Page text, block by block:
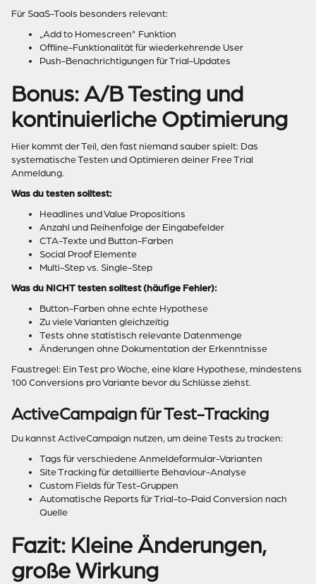
Für SaaS-Tools besonders relevant:
„Add to Homescreen" Funktion
Offline-Funktionalität für wiederkehrende User
Push-Benachrichtigungen für Trial-Updates
Bonus: A/B Testing und
kontinuierliche Optimierung
Hier kommt der Teil, den fast niemand sauber spielt: Das
systematische Testen und Optimieren deiner Free Trial
Anmeldung.
Was du testen solltest:
Headlines und Value Propositions
Anzahl und Reihenfolge der Eingabefelder
CTA-Texte und Button-Farben
Social Proof Elemente
Multi-Step vs. Single-Step
Was du NICHT testen solltest (häufige Fehler):
Button-Farben ohne echte Hypothese
Zu viele Varianten gleichzeitig
Tests ohne statistisch relevante Datenmenge
Änderungen ohne Dokumentation der Erkenntnisse
Faustregel: Ein Test pro Woche, eine klare Hypothese, mindestens
100 Conversions pro Variante bevor du Schlüsse ziehst.
ActiveCampaign für Test-Tracking
Du kannst ActiveCampaign nutzen, um deine Tests zu tracken:
Tags für verschiedene Anmeldeformular-Varianten
Site Tracking für detaillierte Behaviour-Analyse
Custom Fields für Test-Gruppen
Automatische Reports für Trial-to-Paid Conversion nach
Quelle
Fazit: Kleine Änderungen,
große Wirkung